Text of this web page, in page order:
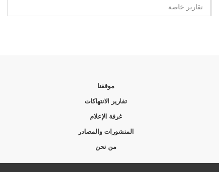
تقارير خاصة
موقفنا
تقارير الانتهاكات
غرفة الإعلام
المنشورات والمصادر
من نحن